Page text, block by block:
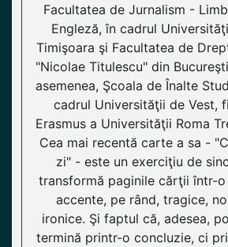
Facultatea de Jurnalism -
Engleză, în cadrul
Timişoara şi Facultatea de
"Nicolae Titulescu" din
asemenea, Şcoala de Înalte
cadrul Universităţii de Vest,
Erasmus a Universităţii Roma
Cea mai recentă carte a sa -
zi" - este un exerciţiu de
transformă paginile cărţii într-o
accente, pe rând, tragice,
ironice. Şi faptul că, adesea,
termină printr-o concluzie, ci